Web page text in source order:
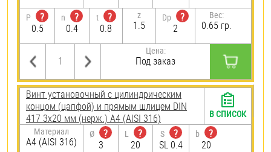
P
?
0.5
n
?
0.4
t
?
0.8
z
1.5
Dp
?
2
Вес:
0.65 гр.
Цена:
Под заказ
Винт установочный с цилиндрическим
концом (цапфой) и прямым шлицем DIN
417 3х20 мм (нерж.) A4 (AISI 316)
Материал
A4 (AISI 316)
Ø
?
3
L
?
20
S
?
SL 0.4
b
?
20
В СПИСОК